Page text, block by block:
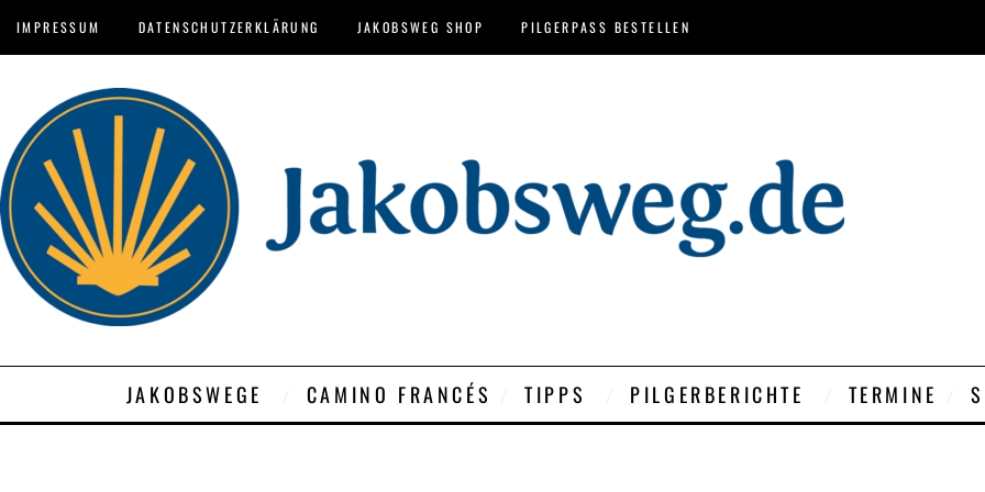
IMPRESSUM DATENSCHUTZERKLÄRUNG JAKOBSWEG SHOP PILGERPASS BESTELLEN
JAKOBSWEGE CAMINO FRANCÉS TIPPS PILGERBERICHTE TERMINE